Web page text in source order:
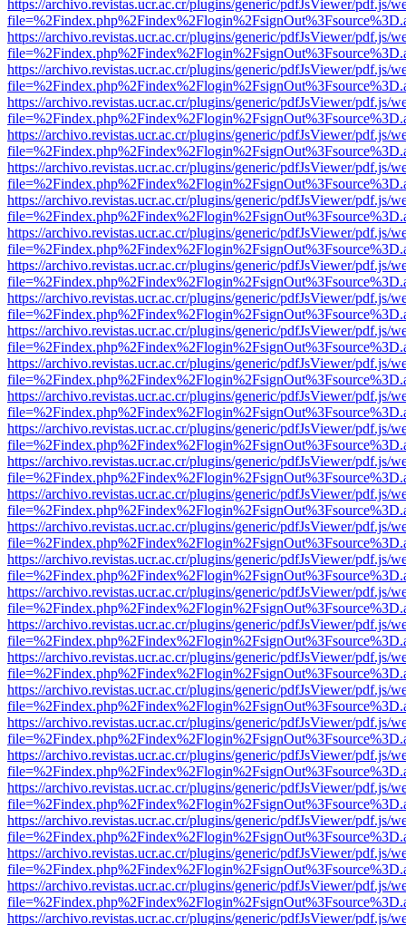
https://archivo.revistas.ucr.ac.cr/plugins/generic/pdfJsViewer/pdf.js/
https://archivo.revistas.ucr.ac.cr/plugins/generic/pdfJsViewer/pdf.js/
https://archivo.revistas.ucr.ac.cr/plugins/generic/pdfJsViewer/pdf.js/
https://archivo.revistas.ucr.ac.cr/plugins/generic/pdfJsViewer/pdf.js/
https://archivo.revistas.ucr.ac.cr/plugins/generic/pdfJsViewer/pdf.js/
https://archivo.revistas.ucr.ac.cr/plugins/generic/pdfJsViewer/pdf.js/
https://archivo.revistas.ucr.ac.cr/plugins/generic/pdfJsViewer/pdf.js/
https://archivo.revistas.ucr.ac.cr/plugins/generic/pdfJsViewer/pdf.js/
https://archivo.revistas.ucr.ac.cr/plugins/generic/pdfJsViewer/pdf.js/
https://archivo.revistas.ucr.ac.cr/plugins/generic/pdfJsViewer/pdf.js/
https://archivo.revistas.ucr.ac.cr/plugins/generic/pdfJsViewer/pdf.js/
https://archivo.revistas.ucr.ac.cr/plugins/generic/pdfJsViewer/pdf.js/
https://archivo.revistas.ucr.ac.cr/plugins/generic/pdfJsViewer/pdf.js/
https://archivo.revistas.ucr.ac.cr/plugins/generic/pdfJsViewer/pdf.js/
https://archivo.revistas.ucr.ac.cr/plugins/generic/pdfJsViewer/pdf.js/
https://archivo.revistas.ucr.ac.cr/plugins/generic/pdfJsViewer/pdf.js/
https://archivo.revistas.ucr.ac.cr/plugins/generic/pdfJsViewer/pdf.js/
https://archivo.revistas.ucr.ac.cr/plugins/generic/pdfJsViewer/pdf.js/
https://archivo.revistas.ucr.ac.cr/plugins/generic/pdfJsViewer/pdf.js/
https://archivo.revistas.ucr.ac.cr/plugins/generic/pdfJsViewer/pdf.js/
https://archivo.revistas.ucr.ac.cr/plugins/generic/pdfJsViewer/pdf.js/
https://archivo.revistas.ucr.ac.cr/plugins/generic/pdfJsViewer/pdf.js/
https://archivo.revistas.ucr.ac.cr/plugins/generic/pdfJsViewer/pdf.js/
https://archivo.revistas.ucr.ac.cr/plugins/generic/pdfJsViewer/pdf.js/
https://archivo.revistas.ucr.ac.cr/plugins/generic/pdfJsViewer/pdf.js/
https://archivo.revistas.ucr.ac.cr/plugins/generic/pdfJsViewer/pdf.js/
https://archivo.revistas.ucr.ac.cr/plugins/generic/pdfJsViewer/pdf.js/
https://archivo.revistas.ucr.ac.cr/plugins/generic/pdfJsViewer/pdf.js/
https://archivo.revistas.ucr.ac.cr/plugins/generic/pdfJsViewer/pdf.js/